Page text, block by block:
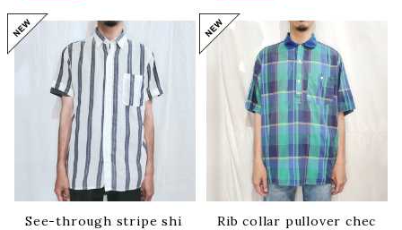
See-through stripe shi
Rib collar pullover chec